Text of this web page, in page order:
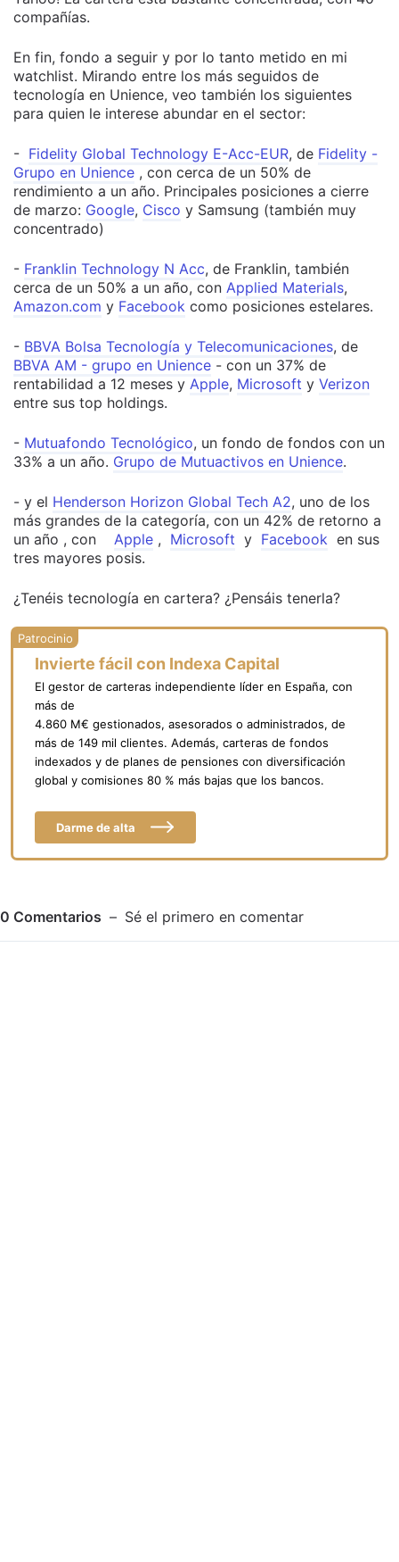
compañías.
En fin, fondo a seguir y por lo tanto metido en mi
watchlist. Mirando entre los más seguidos de
tecnología en Unience, veo también los siguientes
para quien le interese abundar en el sector:
- Fidelity Global Technology E-Acc-EUR, de Fidelity -
Grupo en Unience , con cerca de un 50% de
rendimiento a un año. Principales posiciones a cierre
de marzo: Google, Cisco y Samsung (también muy
concentrado)
- Franklin Technology N Acc, de Franklin, también
cerca de un 50% a un año, con Applied Materials,
Amazon.com y Facebook como posiciones estelares.
- BBVA Bolsa Tecnología y Telecomunicaciones, de
BBVA AM - grupo en Unience - con un 37% de
rentabilidad a 12 meses y Apple, Microsoft y Verizon
entre sus top holdings.
- Mutuafondo Tecnológico, un fondo de fondos con un
33% a un año. Grupo de Mutuactivos en Unience.
- y el Henderson Horizon Global Tech A2, uno de los
más grandes de la categoría, con un 42% de retorno a
un año , con Apple , Microsoft y Facebook en sus
tres mayores posis.
¿Tenéis tecnología en cartera? ¿Pensáis tenerla?
Invierte fácil con Indexa Capital
El gestor de carteras independiente líder en España, con
más de
4.860 M€ gestionados, asesorados o administrados, de
más de 149 mil clientes. Además, carteras de fondos
indexados y de planes de pensiones con diversificación
global y comisiones 80 % más bajas que los bancos.
Darme de alta
0 Comentarios Sé el primero en comentar